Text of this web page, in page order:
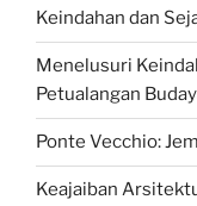
Keindahan dan
Menelusuri
Petualangan
Ponte Vecchio:
Keajaiban